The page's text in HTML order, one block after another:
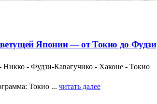
Японии — от Токио до Фудзи
- Фудзи-Кавагучико - Хаконе - Токио
Токио ... читать далее